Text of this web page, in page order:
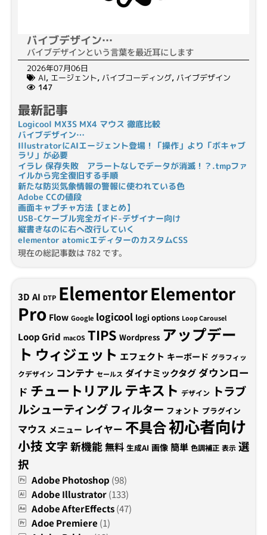
バイブデザイン…
バイブデザインという言葉を最近耳にします
2026年07月06日
AI, エージェント, バイブコーディング, バイブデザイン
147
最新記事
Logicool MX3S MX4 マウス 徹底比較
バイブデザイン…
IllustratorにAIエージェント登場！「操作」より「ボキャブ
ラリ」が必要
イラレ 保存失敗 アラートなしでデータが消滅！？.tmpファ
イルから完全復旧する手順
新たな防災気象情報の警報に使われている色
Adobe CCの値段
画面キャプチャ方法【まとめ】
USB-Cケーブル完全ガイド-デザイナー向け
縦書きなのに右へ改行していく
elementor atomicエディターのカスタムCSS
現在の総記事数は 782 です。
3D AI DTP ElementorElementor
Pro Flow Google logicool logi options Loop Carousel
Loop Grid macOS TIPS Wordpress アップデー
ト ウィジェット エフェクト キーボード グラフィッ
クデザイン コンテナ セールス ダイナミックタグダウンロー
ド チュートリアルテキスト デザイン トラブ
ルシューティング フィルター フォント プラグイン
マウス メニュー レイヤー 不具合初心者向け
小技文字新機能無料 生成AI 画像 簡単 色調補正 表示 選
択
Adobe Photoshop (98)
Adobe Illustrator(133)
Adobe AfterEffects(47)
Adoe Premiere (1)